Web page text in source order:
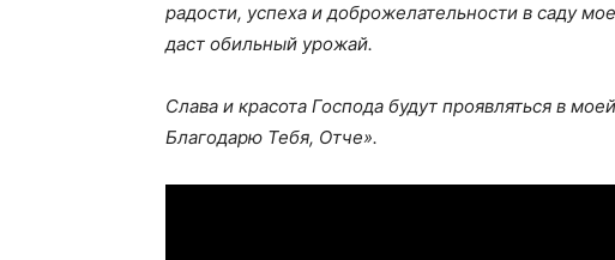
радости, успеха и доброжелательности в саду
даст обильный урожай.
Слава и красота Господа будут проявляться в
Благодарю Тебя, Отче».